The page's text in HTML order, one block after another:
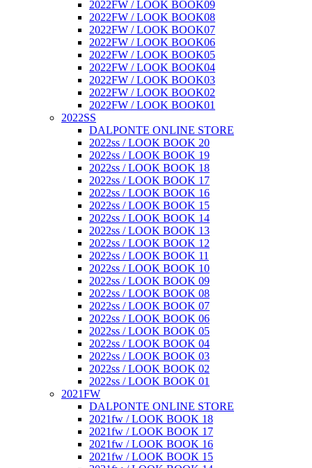
2022FW / LOOK BOOK09
2022FW / LOOK BOOK08
2022FW / LOOK BOOK07
2022FW / LOOK BOOK06
2022FW / LOOK BOOK05
2022FW / LOOK BOOK04
2022FW / LOOK BOOK03
2022FW / LOOK BOOK02
2022FW / LOOK BOOK01
2022SS
DALPONTE ONLINE STORE
2022ss / LOOK BOOK 20
2022ss / LOOK BOOK 19
2022ss / LOOK BOOK 18
2022ss / LOOK BOOK 17
2022ss / LOOK BOOK 16
2022ss / LOOK BOOK 15
2022ss / LOOK BOOK 14
2022ss / LOOK BOOK 13
2022ss / LOOK BOOK 12
2022ss / LOOK BOOK 11
2022ss / LOOK BOOK 10
2022ss / LOOK BOOK 09
2022ss / LOOK BOOK 08
2022ss / LOOK BOOK 07
2022ss / LOOK BOOK 06
2022ss / LOOK BOOK 05
2022ss / LOOK BOOK 04
2022ss / LOOK BOOK 03
2022ss / LOOK BOOK 02
2022ss / LOOK BOOK 01
2021FW
DALPONTE ONLINE STORE
2021fw / LOOK BOOK 18
2021fw / LOOK BOOK 17
2021fw / LOOK BOOK 16
2021fw / LOOK BOOK 15